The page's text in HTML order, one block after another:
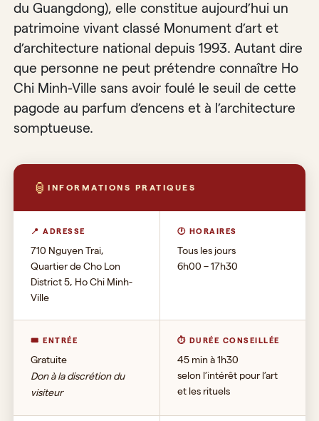
du Guangdong), elle constitue aujourd’hui un
patrimoine vivant classé Monument d’art et
d’architecture national depuis 1993. Autant dire
que personne ne peut prétendre connaître Ho
Chi Minh-Ville sans avoir foulé le seuil de cette
pagode au parfum d’encens et à l’architecture
somptueuse.
🏮INFORMATIONS PRATIQUES
📍 ADRESSE
710 Nguyen Trai,
Quartier de Cho Lon
District 5, Ho Chi Minh-
Ville
🕐 HORAIRES
Tous les jours
6h00 – 17h30
🎟 ENTRÉE
Gratuite
Don à la discrétion du
visiteur
⏱ DURÉE CONSEILLÉE
45 min à 1h30
selon l’intérêt pour l’art
et les rituels